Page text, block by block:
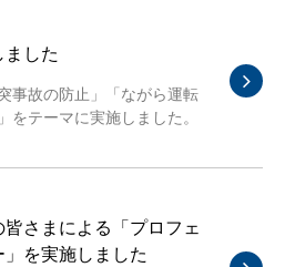
した
事故の防止」「ながら運転
テーマに実施しました。
さまによる「プロフェ
を実施しました